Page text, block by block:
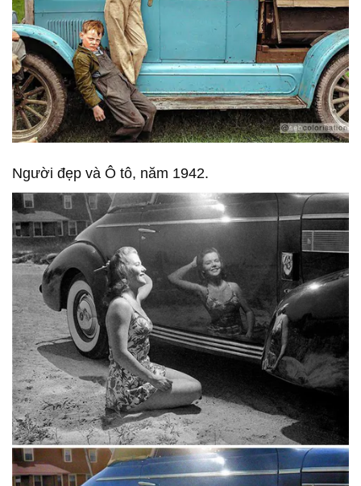
Người đẹp và Ô tô, năm 1942.